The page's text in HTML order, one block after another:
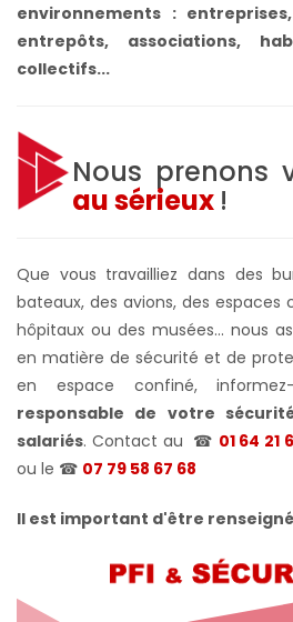
environnements :
entrepôts, associations,
collectifs...
Nous prenons
au sérieux !
Que vous travailliez dans des
bateaux, des avions, des espaces
hôpitaux ou des musées... nous
en matière de sécurité et de
en espace confiné,
responsable de votre
salariés. Contact au ☎ 01 64 21
ou le ☎ 07 79 58 67 68
Il est important d'être